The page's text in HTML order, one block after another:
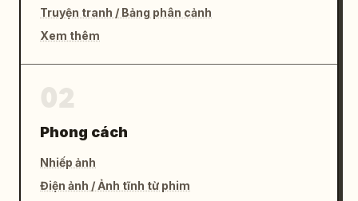
Truyện tranh / Bảng phân cảnh
Xem thêm
Phong cách
Nhiếp ảnh
Điện ảnh / Ảnh tĩnh từ phim